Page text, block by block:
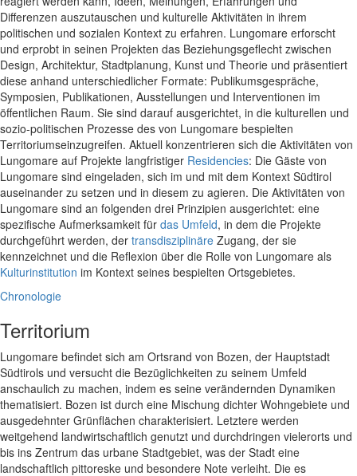
Differenzen auszutauschen und kulturelle Aktivitäten in ihrem
politischen und sozialen Kontext zu erfahren. Lungomare erforscht
und erprobt in seinen Projekten das Beziehungsgeflecht zwischen
Design, Architektur, Stadtplanung, Kunst und Theorie und präsentiert
diese anhand unterschiedlicher Formate: Publikumsgespräche,
Symposien, Publikationen, Ausstellungen und Interventionen im
öffentlichen Raum. Sie sind darauf ausgerichtet, in die kulturellen und
sozio-politischen Prozesse des von Lungomare bespielten
Territoriumseinzugreifen. Aktuell konzentrieren sich die Aktivitäten von
Lungomare auf Projekte langfristiger Residencies: Die Gäste von
Lungomare sind eingeladen, sich im und mit dem Kontext Südtirol
auseinander zu setzen und in diesem zu agieren. Die Aktivitäten von
Lungomare sind an folgenden drei Prinzipien ausgerichtet: eine
spezifische Aufmerksamkeit für das Umfeld, in dem die Projekte
durchgeführt werden, der transdisziplinäre Zugang, der sie
kennzeichnet und die Reflexion über die Rolle von Lungomare als
Kulturinstitution im Kontext seines bespielten Ortsgebietes.
Chronologie
Territorium
Lungomare befindet sich am Ortsrand von Bozen, der Hauptstadt
Südtirols und versucht die Bezüglichkeiten zu seinem Umfeld
anschaulich zu machen, indem es seine verändernden Dynamiken
thematisiert. Bozen ist durch eine Mischung dichter Wohngebiete und
ausgedehnter Grünflächen charakterisiert. Letztere werden
weitgehend landwirtschaftlich genutzt und durchdringen vielerorts und
bis ins Zentrum das urbane Stadtgebiet, was der Stadt eine
landschaftlich pittoreske und besondere Note verleiht. Die es